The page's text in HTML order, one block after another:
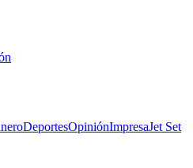
DeportesOpiniónImpresaJet Set